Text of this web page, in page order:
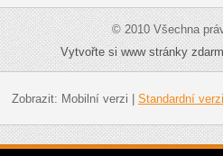
© 2010 Všechna
Vytvořte si www stránky
Zobrazit: Mobilní verzi Standardní verzi